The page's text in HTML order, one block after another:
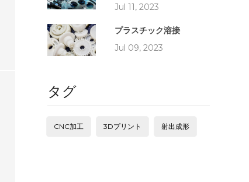
Jul 11, 2023
プラスチック溶接
Jul 09, 2023
タグ
CNC加工 3Dプリント 射出成形